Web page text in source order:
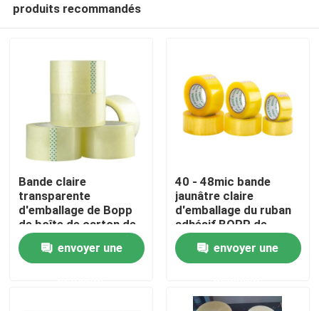
Maison
Produits
produits recommandés
Bande claire
transparente
d'emballage de Bopp
de boîte de carton de
paquet clair adhésif
de cachetage
envoyer une
40 - 48mic bande
jaunâtre claire
d'emballage du ruban
adhésif BOPP de
l'épaisseur BOPP
envoyer une